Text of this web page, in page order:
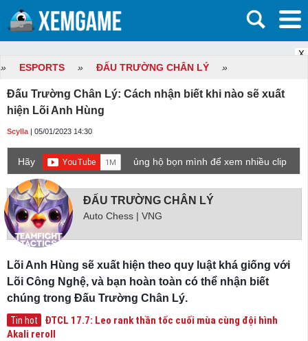
X
» ESPORTS » ĐẤU TRƯỜNG CHÂN LÝ »
Đấu Trường Chân Lý: Cách nhận biết khi nào sẽ xuất
hiện Lõi Anh Hùng
Scylla | 05/01/2023 14:30
Hãy
ủng hộ bọn mình để xem nhiều clip
game mới hơn nhé!
ĐẤU TRƯỜNG CHÂN LÝ
Auto Chess | VNG
Lõi Anh Hùng sẽ xuất hiện theo quy luật khá giống với
Lõi Công Nghệ, và bạn hoàn toàn có thể nhận biết
chúng trong Đấu Trường Chân Lý.
Tin hot
ĐTCL 17.7: Leo rank thần tốc cuối mùa cùng đội hình
Akali reroll